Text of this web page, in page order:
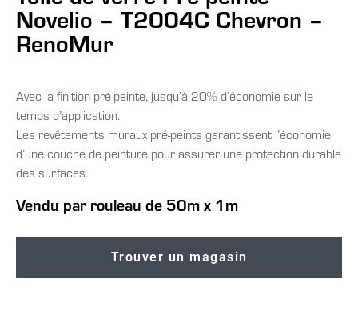
Novelio – T2004C Chevron –
RenoMur
Avec la finition pré-peinte, jusqu’à 20% d’économie sur le
temps d’application.
Les revêtements muraux pré-peints garantissent l’économie
d’une couche de peinture pour assurer une protection durable
des surfaces.
Vendu par rouleau de 50m x 1m
Trouver un magasin